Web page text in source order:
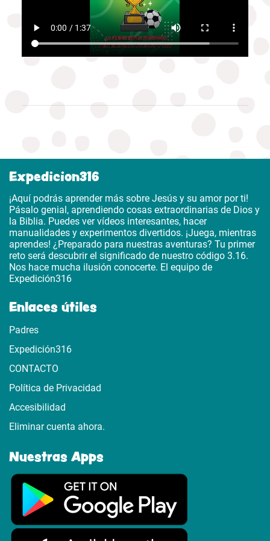
Expedicion316
¡Aquí podrás aprender más sobre Jesús y su amor por ti!
Pásalo genial, aprendiendo cosas extraordinarias de Dios y
la Biblia. Puedes ver vídeos interesantes, hacer
manualidades y experimentos divertidos. ¡Juega, mientras
aprendes! ¿Preparado para nuestras aventuras? Tu primer
reto será descubrir el significado de nuestro código 3.16.
Nos hace mucha ilusión conocerte. El equipo de
Expedición316
Enlaces útiles
Padres
Expedición316
CONTACTO
Política de Privacidad
Accesibilidad
Eliminar cuenta ahora.
Nuestras Apps